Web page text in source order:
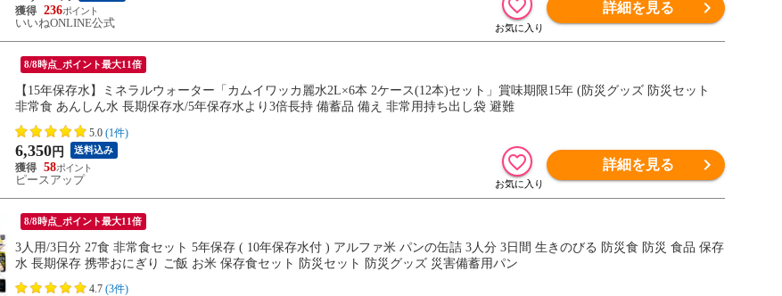
236
いいねONLINE公式
詳細を見る
8/8時点_ポイント最大11倍
【15年保存水】ミネラルウォーター「カムイワッカ麗水2L×6本 2ケース(12本)セット」賞味期限15年 (防災グッズ 防災セット
非常食 あんしん水 長期保存水/5年保存水より3倍長持 備蓄品 備え 非常用持ち出し袋 避難
5.0 (1件)
6,350 円 送料込み
58
ピースアップ
詳細を見る
8/8時点_ポイント最大11倍
3人用/3日分 27食 非常食セット 5年保存 ( 10年保存水付 ) アルファ米 パンの缶詰 3人分 3日間 生きのびる 防災食 防災 食品 保存
水 長期保存 携帯おにぎり ご飯 お米 保存食セット 防災セット 防災グッズ 災害備蓄用パン
4.7 (3件)